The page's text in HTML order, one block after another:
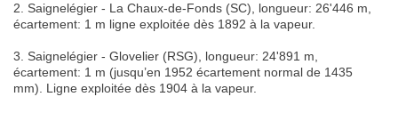
2. Saignelégier - La Chaux-de-Fonds (SC), longueur: 26'446 m,
écartement: 1 m ligne exploitée dès 1892 à la vapeur.
3. Saignelégier - Glovelier (RSG), longueur: 24'891 m,
écartement: 1 m (jusqu’en 1952 écartement normal de 1435
mm). Ligne exploitée dès 1904 à la vapeur.